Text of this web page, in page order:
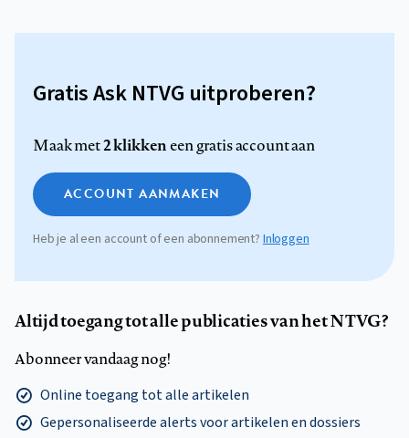
Gratis Ask NTVG uitproberen?
Maak met2 klikkeneen gratis account aan
ACCOUNT AANMAKEN
Heb je al een account of een abonnement? Inloggen
Altijd toegang tot alle publicaties van het NTVG?
Abonneer vandaag nog!
Online toegang tot alle artikelen
Gepersonaliseerde alerts voor artikelen en dossiers